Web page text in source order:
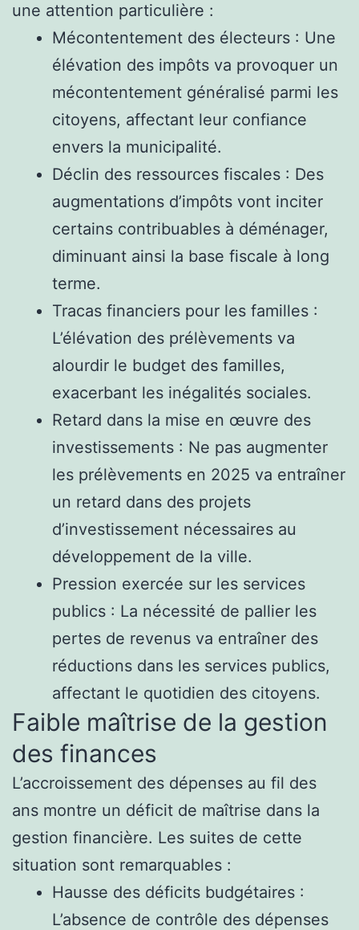
une attention particulière :
Mécontentement des électeurs : Une
élévation des impôts va provoquer un
mécontentement généralisé parmi les
citoyens, affectant leur confiance
envers la municipalité.
Déclin des ressources fiscales : Des
augmentations d’impôts vont inciter
certains contribuables à déménager,
diminuant ainsi la base fiscale à long
terme.
Tracas financiers pour les familles :
L’élévation des prélèvements va
alourdir le budget des familles,
exacerbant les inégalités sociales.
Retard dans la mise en œuvre des
investissements : Ne pas augmenter
les prélèvements en 2025 va entraîner
un retard dans des projets
d’investissement nécessaires au
développement de la ville.
Pression exercée sur les services
publics : La nécessité de pallier les
pertes de revenus va entraîner des
réductions dans les services publics,
affectant le quotidien des citoyens.
Faible maîtrise de la gestion
des finances
L’accroissement des dépenses au fil des
ans montre un déficit de maîtrise dans la
gestion financière. Les suites de cette
situation sont remarquables :
Hausse des déficits budgétaires :
L’absence de contrôle des dépenses